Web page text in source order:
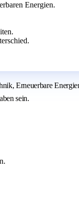
Energien.
Erneuerbare
sein.